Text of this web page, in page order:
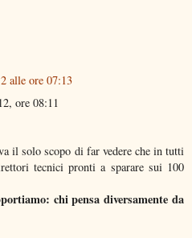
alle ore 07:13
ore 08:11
il solo scopo di far vedere che in tutti
tecnici pronti a sparare sui 100
chi pensa diversamente da